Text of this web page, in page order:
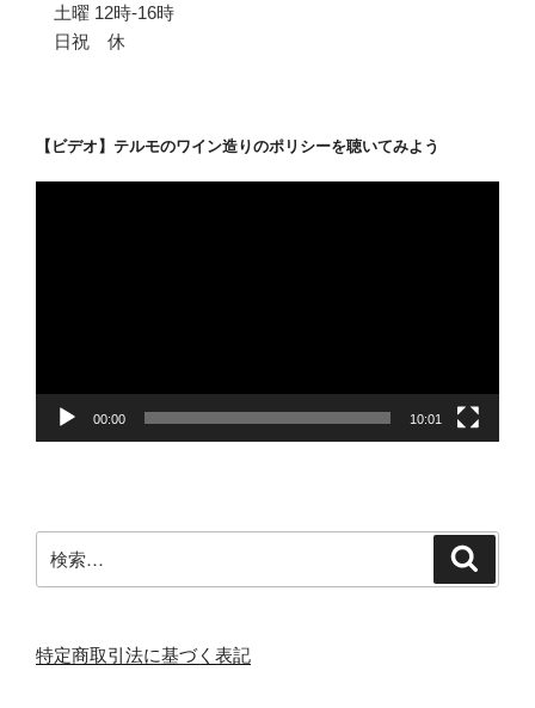
土曜 12時-16時
日祝 休
【ビデオ】テルモのワイン造りのポリシーを聴いてみよう
00:00 10:01
索:
特定商取引法に基づく表記